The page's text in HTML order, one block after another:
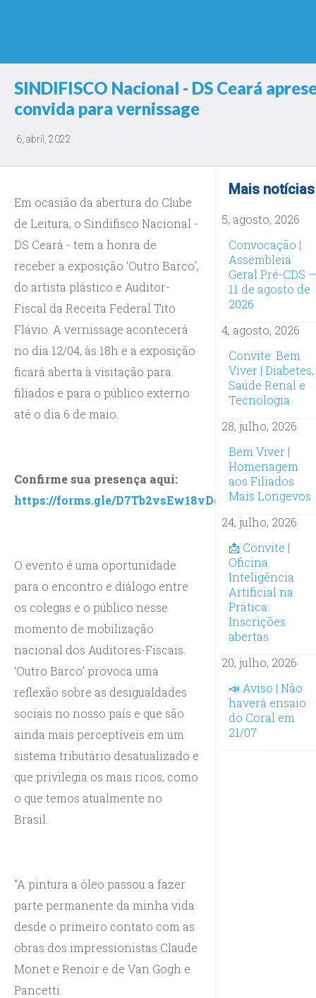
SINDIFISCO Nacional - DS Ceará
convida para vernissage
6, abril, 2022
Em ocasião da abertura do Clube
de Leitura, o Sindifisco Nacional -
DS Ceará - tem a honra de
receber a exposição ‘Outro Barco’,
do artista plástico e Auditor-
Fiscal da Receita Federal Tito
Flávio. A vernissage acontecerá
no dia 12/04, às 18h e a exposição
ficará aberta à visitação para
filiados e para o público externo
até o dia 6 de maio.
Confirme sua presença aqui:
https://forms.gle/D7Tb2vsEw18vDqkR7
O evento é uma oportunidade
para o encontro e diálogo entre
os colegas e o público nesse
momento de mobilização
nacional dos Auditores-Fiscais.
‘Outro Barco’ provoca uma
reflexão sobre as desigualdades
sociais no nosso país e que são
ainda mais perceptíveis em um
sistema tributário desatualizado e
que privilegia os mais ricos, como
o que temos atualmente no
Brasil.
“A pintura a óleo passou a fazer
parte permanente da minha vida
desde o primeiro contato com as
obras dos impressionistas Claude
Monet e Renoir e de Van Gogh e
Pancetti.
Mais notícias
5, agosto, 2026
Convocação |
Assembleia
Geral Pré-CDS –
11 de agosto de
2026
4, agosto, 2026
Convite: Bem
Viver | Diabetes,
Saúde Renal e
Tecnologia
28, julho, 2026
Bem Viver |
Homenagem
aos Filiados
Mais Longevos
24, julho, 2026
📩 Convite |
Oficina
Inteligência
Artificial na
Prática:
Inscrições
abertas
20, julho, 2026
📣 Aviso | Não
haverá ensaio
do Coral em
21/07